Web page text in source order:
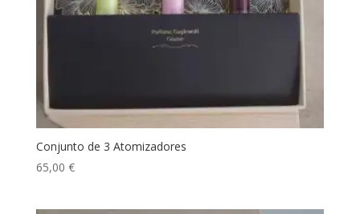
Conjunto de 3 Atomizadores
65,00 €